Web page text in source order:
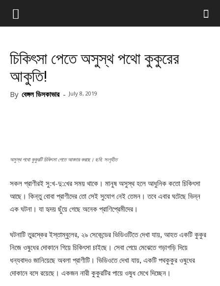
চিকিৎসা পেতে অসুস্থ পথো কুকুরের
আকুতি!
By বেঙ্গল ডিসকাভার - July 8, 2019
অসুস্থ পথো কুকুরটি চিকিৎসা পেতে আবদার করছে। ছবি: সংগৃহীত
সকল প্রাণীরই সু:খ-দু:খের সময় থাকে। মানুষ অসুস্থ হলে আধুনিক কতো চিকিৎসা
আছে। কিন্তু বোবা প্রাণীদের তো সেই সুযোগ নেই তেমন। তবে এবার ঘটেছে ভিন্ন
এক ঘটনা। যা হৃদয় ছুঁয়ে গেছে অনেক প্রাণিপ্রেমীদের।
ঘটনাটি তুরস্কের ইস্তাম্বুলের, ২৯ সেকেন্ডের ভিডিওটিতে দেখা যায়, আহত একটি কুকুর
নিজে ওষুধের দোকানে গিয়ে চিকিৎসা চাইছে। সেবা পেয়ে মেঝেতে গড়াগড়ি দিয়ে
ধন্যবাদও জানিয়েছে অবলা প্রাণীটি। ভিডিওতে দেখা যায়, একটি পথকুকুর ওষুধের
দোকানে বসে রয়েছে। একজন নারী কুকুরটির পায়ে ওষুধ মেখে দিচ্ছেন।